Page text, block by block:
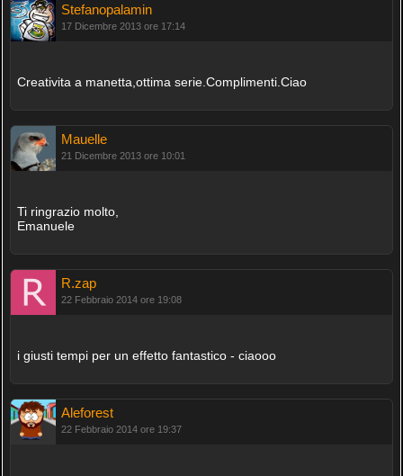
Stefanopalamin
17 Dicembre 2013 ore 17:14
Creativita a manetta,ottima serie.Complimenti.Ciao
Mauelle
21 Dicembre 2013 ore 10:01
Ti ringrazio molto,
Emanuele
R.zap
22 Febbraio 2014 ore 19:08
i giusti tempi per un effetto fantastico - ciaooo
Aleforest
22 Febbraio 2014 ore 19:37